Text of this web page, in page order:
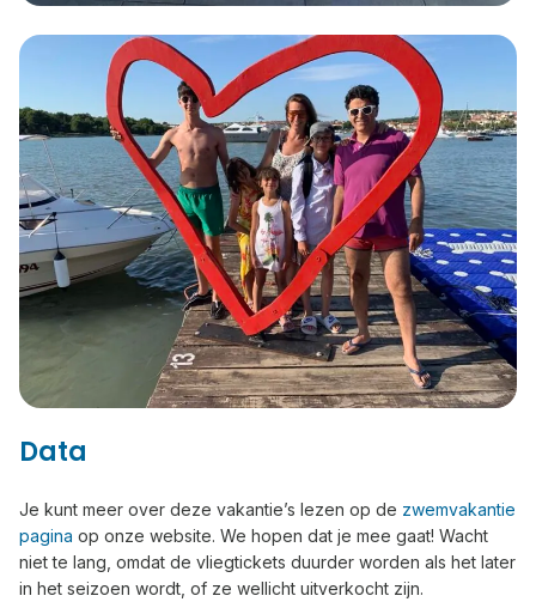
Data
Je kunt meer over deze vakantie’s lezen op de zwemvakantie
pagina op onze website. We hopen dat je mee gaat! Wacht
niet te lang, omdat de vliegtickets duurder worden als het later
in het seizoen wordt, of ze wellicht uitverkocht zijn.